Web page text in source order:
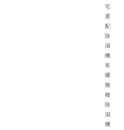
宅
選
配
除
濕
機
有
哪
幾
種
除
濕
機